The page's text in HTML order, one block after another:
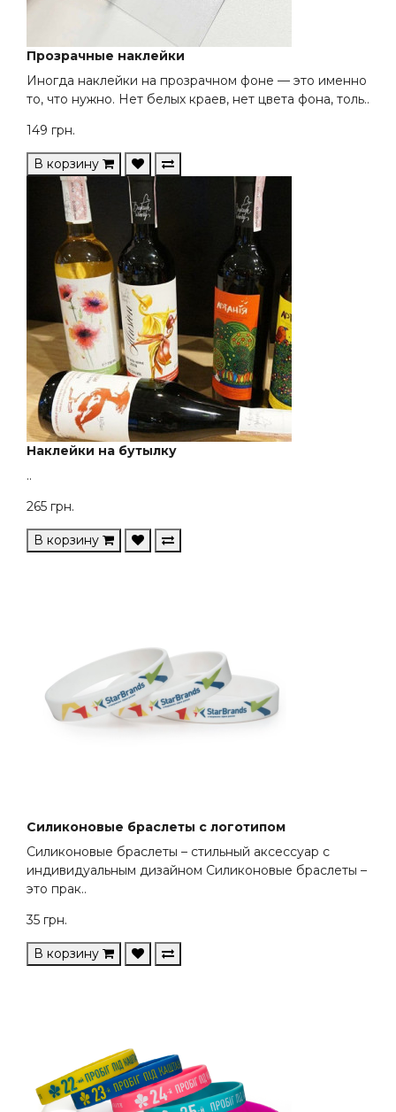
Прозрачные наклейки
Иногда наклейки на прозрачном фоне — это именно
то, что нужно. Нет белых краев, нет цвета фона, толь..
149 грн.
В корзину
Наклейки на бутылку
..
265 грн.
В корзину
Силиконовые браслеты с логотипом
Силиконовые браслеты – стильный аксессуар с
индивидуальным дизайном Силиконовые браслеты –
это прак..
35 грн.
В корзину